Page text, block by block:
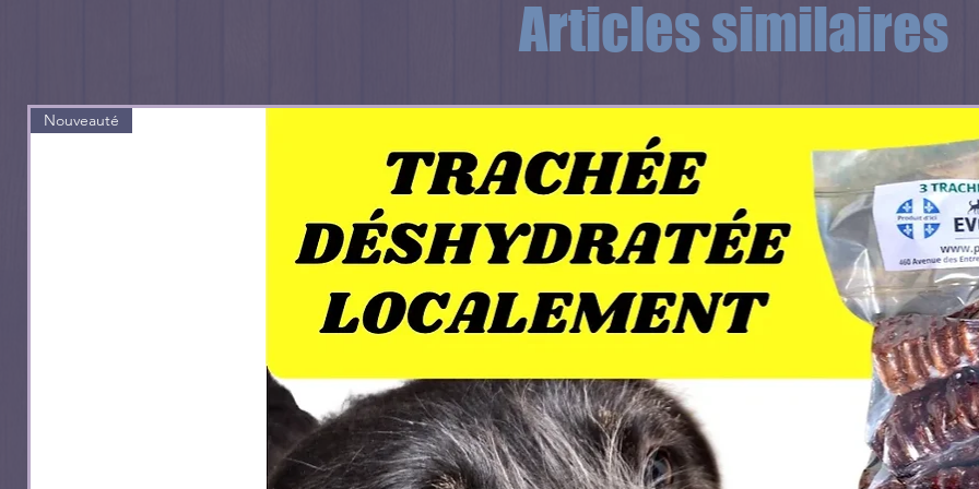
Apport calorique: 2014KCAL EM/KG
1.4-2.3
9.5-13.6
14-18.1 454-551
27.7-36.3 758-928
81-100 36.7-45.4 936-1098
45.8-54.4
Articles similaires
Nouveauté